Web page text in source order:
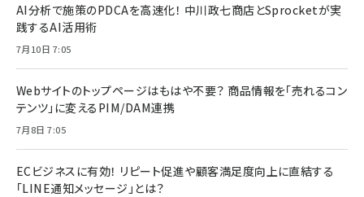
AI分析で施策のPDCAを高速化！ 中川政七商店とSprocketが実
践するAI活用術
7月10日 7:05
Webサイトのトップページはもはや不要？ 商品情報を「売れるコン
テンツ」に変えるPIM/DAM連携
7月8日 7:05
ECビジネスに有効！ リピート促進や顧客満足度向上に直結する
「LINE通知メッセージ」とは？